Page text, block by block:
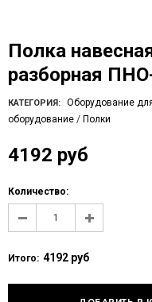
Полка навесная открытая,
разборная
КАТЕГОРИЯ: Оборудование
оборудование / Полки
4192 руб
Количество:
Итого: 4192 руб